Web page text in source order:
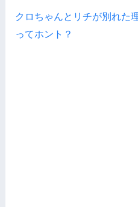
クロちゃんとリチが別れた
ってホント？